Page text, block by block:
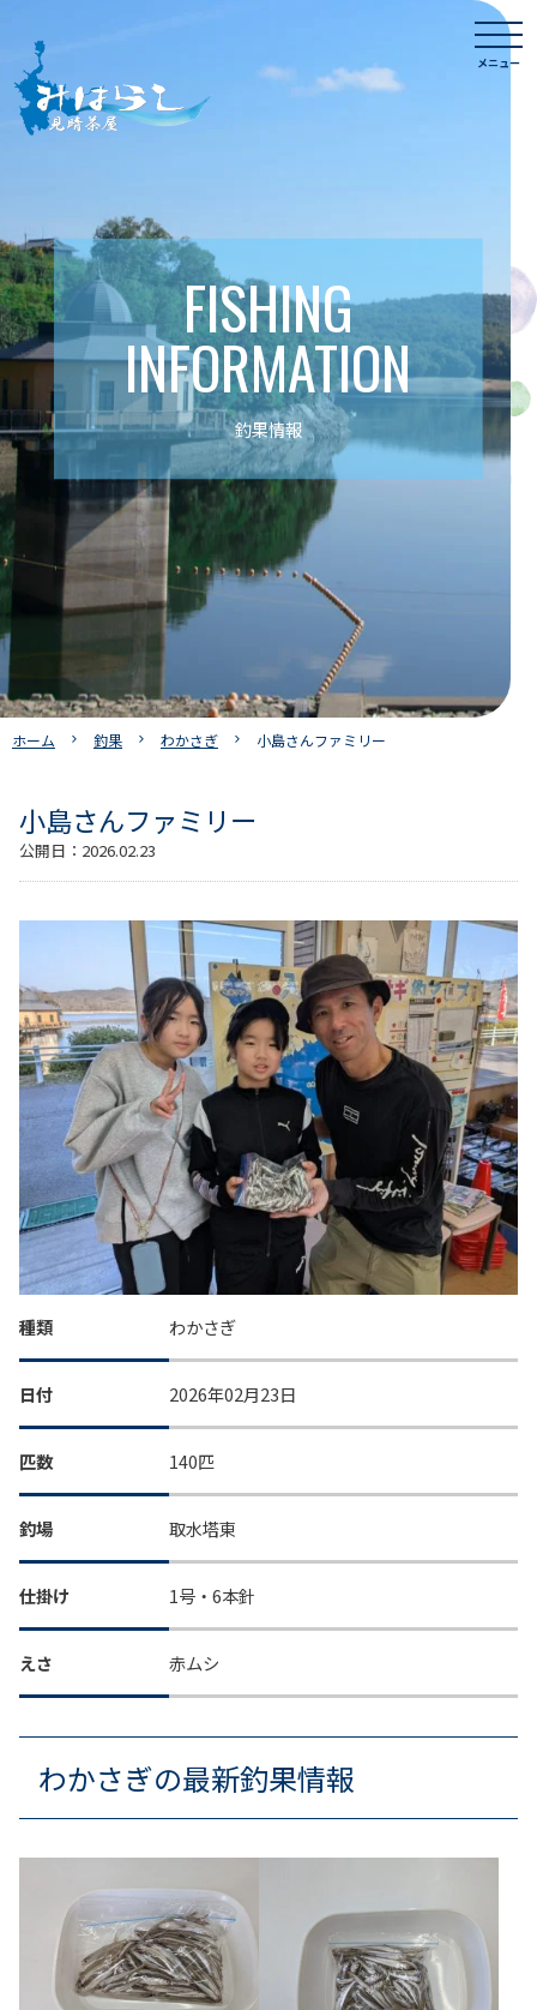
content
メニュー
FISHING
INFORMATION
釣果情報
ホーム 釣果 わかさぎ 小島さんファミリー
小島さんファミリー
公開日： 2026.02.23
種類 わかさぎ
日付 2026年02月23日
匹数 140匹
釣場 取水塔東
仕掛け 1号・6本針
えさ 赤ムシ
わかさぎの最新釣果情報